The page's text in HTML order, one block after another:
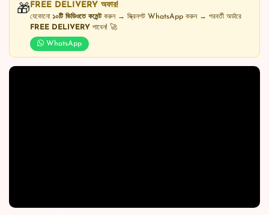
🎁FREE DELIVERY অফার!
যেকোনো ১০টি ভিডিওতে কমেন্টকরুন → স্ক্রিনশট WhatsApp করুন → পরবর্তী অর্ডারে
FREE DELIVERY পাবেন! 🚀
WhatsApp